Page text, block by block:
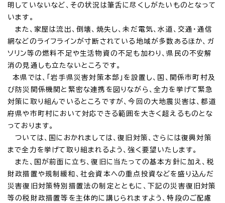
明していないなど、その状況は筆舌に尽くしがたいものとなって
います。
また、家屋は流出、倒壊、焼失し、未だ電気、水道、交通・通信
網などのライフラインが寸断されている地域が多数あるほか、ガ
ソリン等の燃料不足や生活物資の不足も加わり、県民の不安解
消の見通しも立たないところです。
本県では、「岩手県災害対策本部」を設置し、国、関係市町村及
び防災関係機関と緊密な連携を図りながら、全力を挙げて緊急
対策に取り組んでいるところですが、今回の大地震災害は、都道
府県や市町村において対応できる範囲を大きく超えるものとな
っております。
ついては、国におかれましては、復旧対策、さらには復興対策
まで全力を挙げて取り組まれるよう、強く要望いたします。
また、国が前面に立ち、復旧に当たっての基本方針に加え、税
財政措置や規制緩和、社会資本への重点投資などを盛り込んだ
災害復旧対策特別措置法の制定とともに、下記の災害復旧対策
等の税財政措置等を主体的に講じられますよう、特段のご配慮